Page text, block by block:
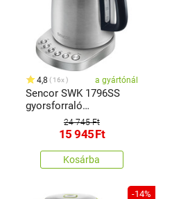
4,8 16x a gyártónál
Sencor SWK 1796SS
gyorsforraló
vízforralótermoszzsákkal
1,7 l, rozsdamentes acél
24 745 Ft
15 945Ft
Kosárba
-14%